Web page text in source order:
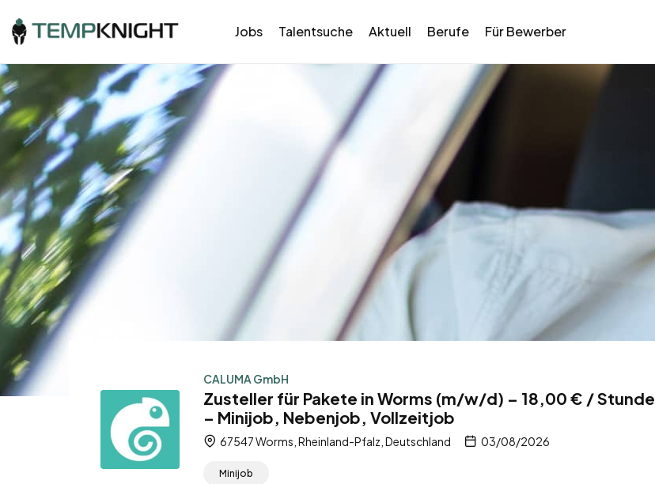
Jobs Talentsuche Aktuell Berufe Für Bewerber
CALUMA GmbH
Zusteller für Pakete in Worms (m/w/d) – 18,00 € / Stunde
– Minijob, Nebenjob, Vollzeitjob
67547 Worms, Rheinland-Pfalz, Deutschland 03/08/2026
Minijob